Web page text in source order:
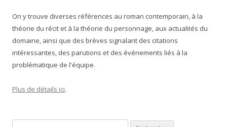
On y trouve diverses références au roman contemporain, à la
théorie du récit et à la théorie du personnage, aux actualités du
domaine, ainsi que des brèves signalant des citations
intéressantes, des parutions et des événements liés à la
problématique de l'équipe.
Plus de détails ici.